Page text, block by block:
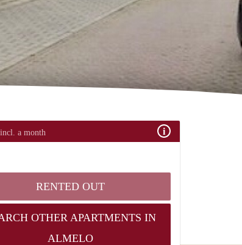
incl. a month
RENTED OUT
OTHER APARTMENTS IN
ALMELO